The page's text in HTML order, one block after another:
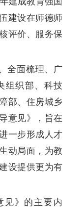
建设在师德师
评价、服务保
全面梳理、广
组织部、科技
部、住房城乡
意见》，旨在
一步形成人才
动局面，为教
设提供更为有
见》的主要内